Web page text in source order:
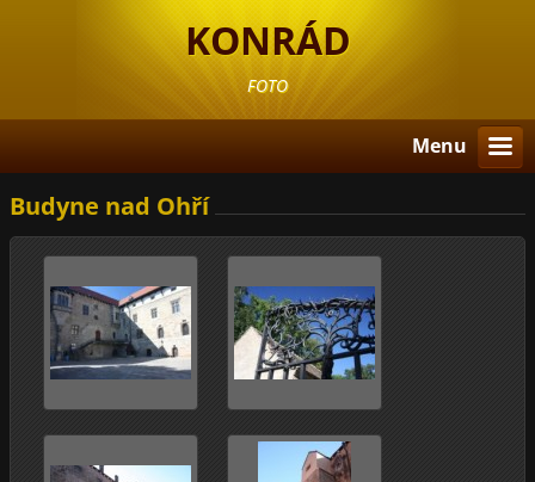
KONRÁD
FOTO
Menu
Budyne nad Ohří